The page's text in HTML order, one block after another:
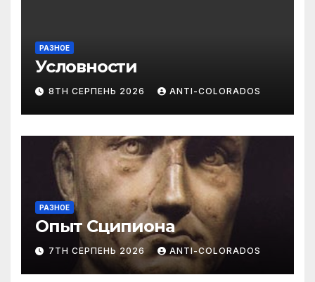
РАЗНОЕ
Условности
8TH СЕРПЕНЬ 2026 ANTI-COLORADOS
РАЗНОЕ
Опыт Сципиона
7TH СЕРПЕНЬ 2026 ANTI-COLORADOS